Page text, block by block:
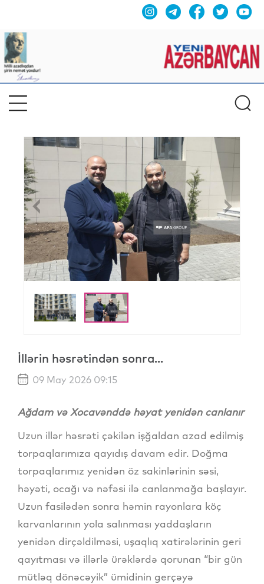
Previous
İllərin həsrətindən sonra...
09 May 2026 09:15
Ağdam və Xocavənddə həyat yenidən canlanır
Uzun illər həsrəti çəkilən işğaldan azad edilmiş
torpaqlarımıza qayıdış davam edir. Doğma
torpaqlarımız yenidən öz sakinlərinin səsi,
həyəti, ocağı və nəfəsi ilə canlanmağa başlayır.
Uzun fasilədən sonra həmin rayonlara köç
karvanlarının yola salınması yaddaşların
yenidən dirçəldilməsi, uşaqlıq xatirələrinin geri
qayıtması və illərlə ürəklərdə qorunan “bir gün
mütləq dönəcəyik” ümidinin gerçəyə